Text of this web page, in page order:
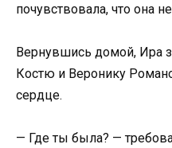
почувствовала, что она
Вернувшись домой, Ира
Костю и Веронику
сердце.
— Где ты была? —